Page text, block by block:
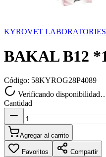
KYROVET
BAKAL B12
Código: 58KYROG28P4089
Verificando
Cantidad
Agregar al carrito
Favoritos Compartir